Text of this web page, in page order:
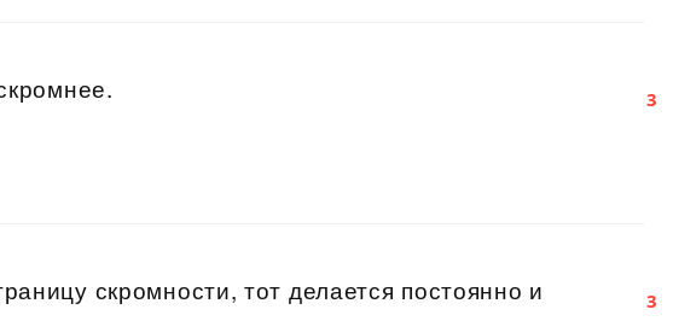
3
скромности, тот делается постоянно и
3